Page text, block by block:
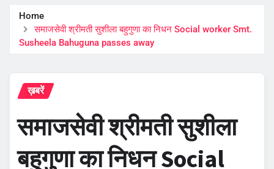
Home
समाजसेवी श्रीमती सुशीला बहुगुणा का निधन Social worker Smt.
Susheela Bahuguna passes away
ख़बरें
समाजसेवी श्रीमती सुशीला
बहुगुणा का निधन Social